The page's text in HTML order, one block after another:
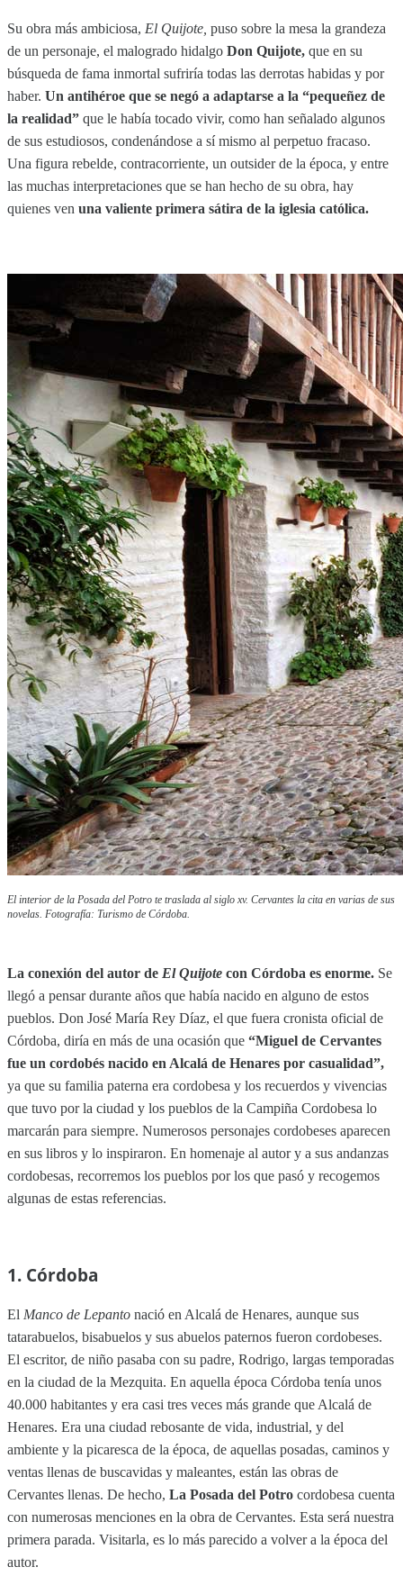
Su obra más ambiciosa, El Quijote, puso sobre la mesa la grandeza
de un personaje, el malogrado hidalgo Don Quijote, que en su
búsqueda de fama inmortal sufriría todas las derrotas habidas y por
haber. Un antihéroe que se negó a adaptarse a la “pequeñez de
la realidad” que le había tocado vivir, como han señalado algunos
de sus estudiosos, condenándose a sí mismo al perpetuo fracaso.
Una figura rebelde, contracorriente, un outsider de la época, y entre
las muchas interpretaciones que se han hecho de su obra, hay
quienes ven una valiente primera sátira de la iglesia católica.
El interior de la Posada del Potro te traslada al siglo xv. Cervantes la cita en varias de sus
novelas. Fotografía: Turismo de Córdoba.
La conexión del autor de El Quijote con Córdoba es enorme. Se
llegó a pensar durante años que había nacido en alguno de estos
pueblos. Don José María Rey Díaz, el que fuera cronista oficial de
Córdoba, diría en más de una ocasión que “Miguel de Cervantes
fue un cordobés nacido en Alcalá de Henares por casualidad”,
ya que su familia paterna era cordobesa y los recuerdos y vivencias
que tuvo por la ciudad y los pueblos de la Campiña Cordobesa lo
marcarán para siempre. Numerosos personajes cordobeses aparecen
en sus libros y lo inspiraron. En homenaje al autor y a sus andanzas
cordobesas, recorremos los pueblos por los que pasó y recogemos
algunas de estas referencias.
1. Córdoba
El Manco de Lepanto nació en Alcalá de Henares, aunque sus
tatarabuelos, bisabuelos y sus abuelos paternos fueron cordobeses.
El escritor, de niño pasaba con su padre, Rodrigo, largas temporadas
en la ciudad de la Mezquita. En aquella época Córdoba tenía unos
40.000 habitantes y era casi tres veces más grande que Alcalá de
Henares. Era una ciudad rebosante de vida, industrial, y del
ambiente y la picaresca de la época, de aquellas posadas, caminos y
ventas llenas de buscavidas y maleantes, están las obras de
Cervantes llenas. De hecho, La Posada del Potro cordobesa cuenta
con numerosas menciones en la obra de Cervantes. Esta será nuestra
primera parada. Visitarla, es lo más parecido a volver a la época del
autor.